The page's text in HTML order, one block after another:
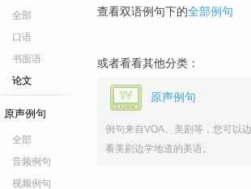
全部
口语
书面语
论文
原声例句
全部
音频例句
视频例句
查看双语例句下的全部例句
或者看看其他分类：
原声例句
例句来自VOA、美剧等，您可以边
看美剧边学地道的美语。